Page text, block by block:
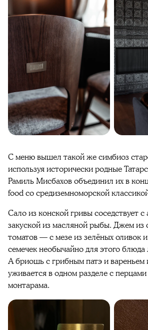
С меню вышел такой же симбиоз
используя исторически родные
Рамиль Мисбахов объединил их в
food со средиземноморской
Сало из конской гривы соседствует
закуской из масляной рыбы. Джем из
томатов — с мезе из зелёных оливок
семечек необычайно для этого блюда
А бриошь с грибным патэ и вареньем
уживается в одном разделе с
монтарама.